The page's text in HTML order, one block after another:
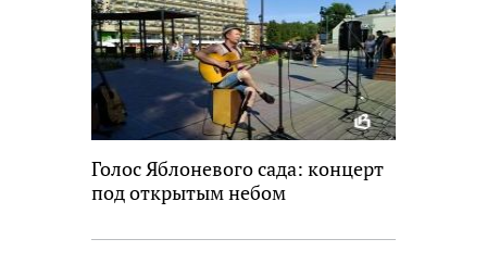
Голос Яблоневого сада: концерт
под открытым небом